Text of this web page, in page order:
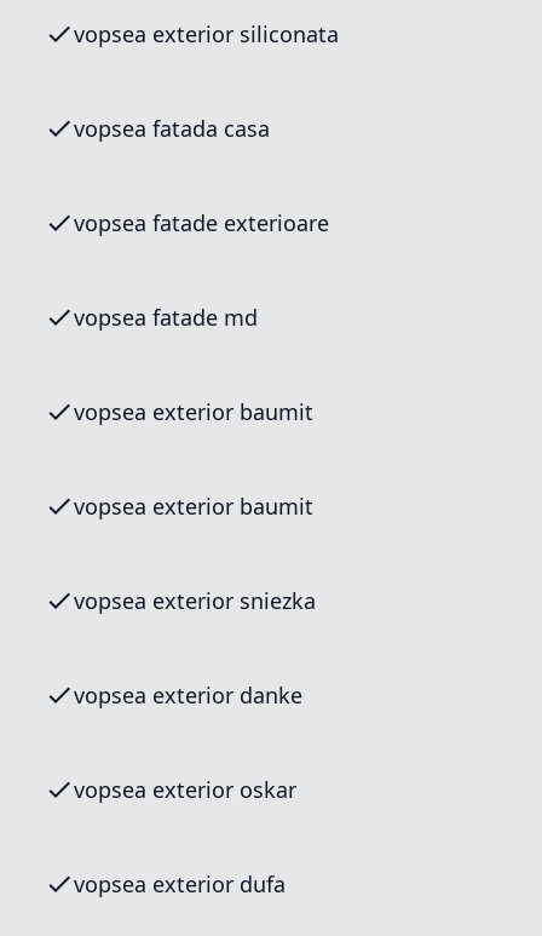
vopsea exterior siliconata
vopsea fatada casa
vopsea fatade exterioare
vopsea fatade md
vopsea exterior baumit
vopsea exterior baumit
vopsea exterior sniezka
vopsea exterior danke
vopsea exterior oskar
vopsea exterior dufa